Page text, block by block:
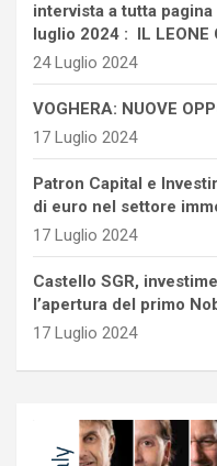
intervista a tutta
luglio 2024 : IL LEONE
24 Luglio 2024
VOGHERA: NUOVE
17 Luglio 2024
Patron Capital e
di euro nel settore
17 Luglio 2024
Castello SGR,
l’apertura del primo
17 Luglio 2024